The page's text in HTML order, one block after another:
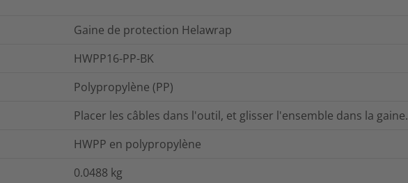
Gaine de protection Helawrap
HWPP16-PP-BK
Polypropylène (PP)
Placer les câbles dans l'outil, et glisser l'ensemble dans la gaine.
HWPP en polypropylène
0.0488 kg